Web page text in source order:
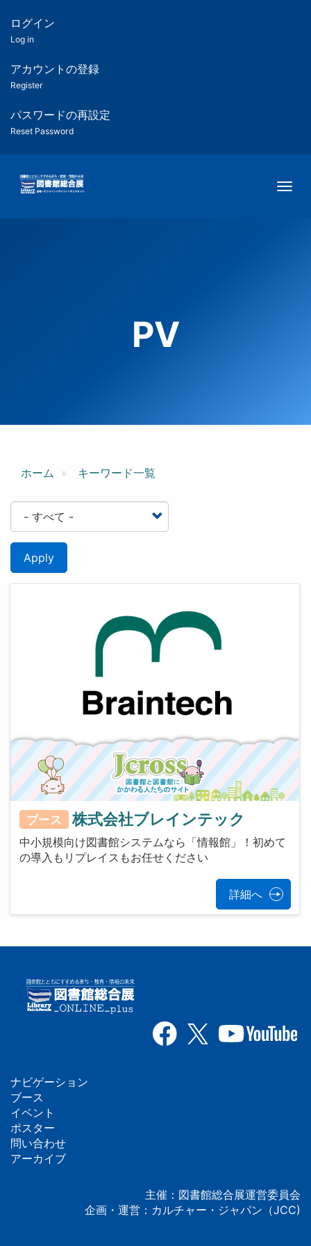
ツ
匿
名
ユ
ー
ー
用
メ
ログイン
Log in
アカウントの登録
Register
パスワードの再設定
Reset Password
PV
ホーム キーワード一覧
Apply
ブース 株式会社ブレインテック
中小規模向け図書館システムなら「情報館」！初めて
の導入もリプレイスもお任せください
詳細へ
フ
ッ
タ
ナビゲーション
ブース
イベント
ポスター
問い合わせ
アーカイブ
主催：図書館総合展運営委員会
企画・運営：カルチャー・ジャパン（JCC)